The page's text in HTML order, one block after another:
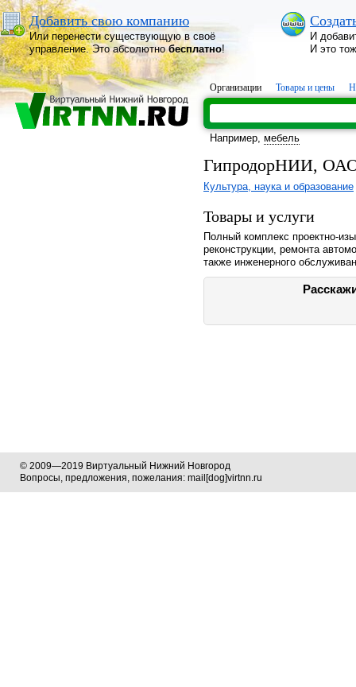
Добавить свою компанию
Или перенести существующую в своё
управление. Это абсолютнобесплатно!
И
И это
Организации Товары и цены
Например, мебель
ГипродорНИИ,
Культура, наука и образование
Товары и услуги
Полный комплекс проектно-
реконструкции, ремонта
также инженерного
© 2009—2019 Виртуальный Нижний Новгород
Вопросы, предложения, пожелания: mail[dog]virtnn.ru